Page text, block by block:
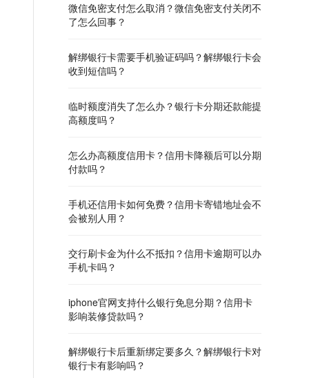
微信免密支付怎么取消？微信免密支付关闭不
了怎么回事？
解绑银行卡需要手机验证码吗？解绑银行卡会
收到短信吗？
临时额度消失了怎么办？银行卡分期还款能提
高额度吗？
怎么办高额度信用卡？信用卡降额后可以分期
付款吗？
手机还信用卡如何免费？信用卡寄错地址会不
会被别人用？
交行刷卡金为什么不抵扣？信用卡逾期可以办
手机卡吗？
iphone官网支持什么银行免息分期？信用卡
影响装修贷款吗？
解绑银行卡后重新绑定要多久？解绑银行卡对
银行卡有影响吗？